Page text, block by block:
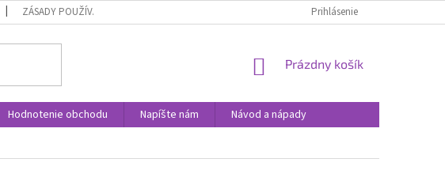
ZÁSADY POUŽÍVANIA SÚBOROV COOKIES PODMIENKY OCHRANY OSOBNÝCH ÚDAJOV
Prihlásenie
NÁKUPNÝ
Prázdny košík
Hodnotenie obchodu Napíšte nám
Návod a nápady